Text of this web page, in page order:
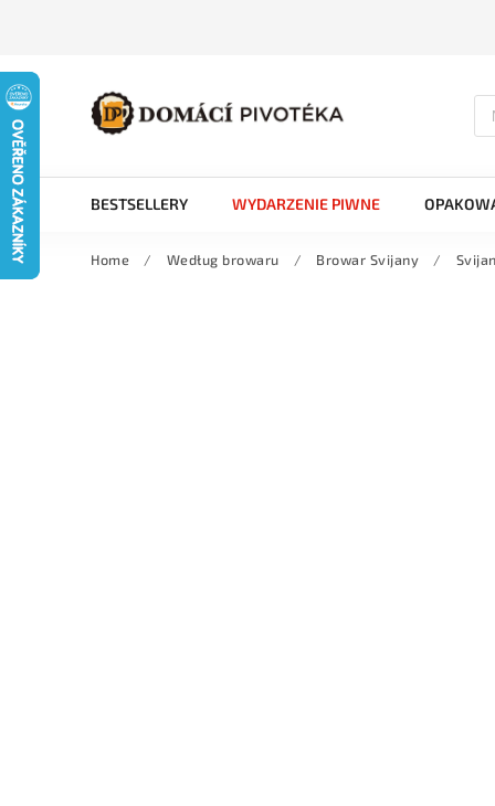
BESTSELLERY WYDARZENIE PIWNE
Home / Według browaru / Browar Svijany /